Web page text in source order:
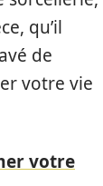
qu’il
de
votre vie
votre